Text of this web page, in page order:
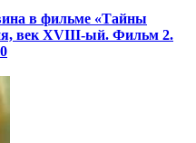
в фильме «Тайны
век XVIII-ый. Фильм 2.